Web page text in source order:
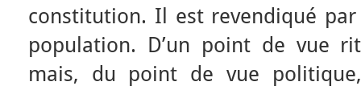
constitution. Il est revendiqué
population. D’un point de vue
mais, du point de vue